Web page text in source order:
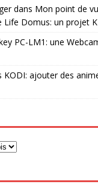
dans Mon point de
Life Domus: un projet
PC-LM1: une
KODI: ajouter des